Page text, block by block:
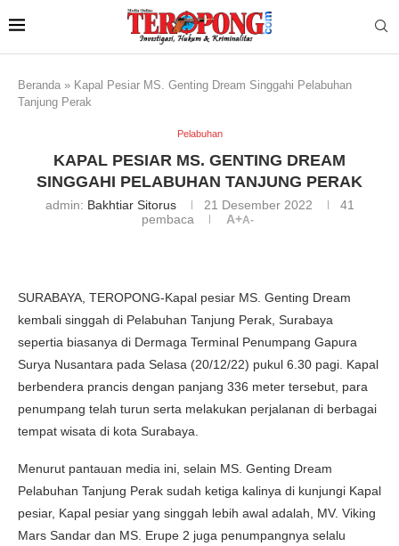
Beranda » Kapal Pesiar MS. Genting Dream Singgahi Pelabuhan
Tanjung Perak
Pelabuhan
KAPAL PESIAR MS. GENTING DREAM
SINGGAHI PELABUHAN TANJUNG PERAK
admin: Bakhtiar Sitorus 21 Desember 2022
41
pembaca
A+A-
SURABAYA, TEROPONG-Kapal pesiar MS. Genting Dream
kembali singgah di Pelabuhan Tanjung Perak, Surabaya
sepertia biasanya di Dermaga Terminal Penumpang Gapura
Surya Nusantara pada Selasa (20/12/22) pukul 6.30 pagi. Kapal
berbendera prancis dengan panjang 336 meter tersebut, para
penumpang telah turun serta melakukan perjalanan di berbagai
tempat wisata di kota Surabaya.
Menurut pantauan media ini, selain MS. Genting Dream
Pelabuhan Tanjung Perak sudah ketiga kalinya di kunjungi Kapal
pesiar, Kapal pesiar yang singgah lebih awal adalah, MV. Viking
Mars Sandar dan MS. Erupe 2 juga penumpangnya selalu